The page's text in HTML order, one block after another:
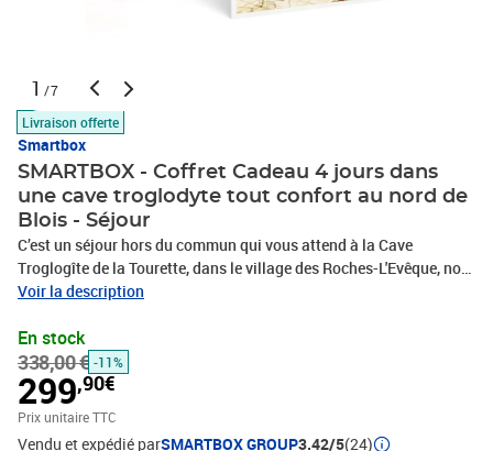
1 /7
Livraison offerte
Smartbox
SMARTBOX - Coffret Cadeau 4 jours dans
une cave troglodyte tout confort au nord de
Blois - Séjour
C’est un séjour hors du commun qui vous attend à la Cave
Troglogîte de la Tourette, dans le village des Roches-L'Evêque, non
loin de Blois. Pénétrez dans cet endroit envoûtant, véritable cocon
petits-déjeuners Panier gourmand, pour 2 personnes. Votre
hébergement tout confort est composé d'une spacieuse chambre
double, d’une salle d'eau, d’un grand salon et d’une cuisine, pour
profiter pleinement de cet espace troglodyte authentique, joliment
décoré. Enfin, ne manquez pas le panorama époustouflant sur la
Voir la description
En stock
338,00 € -11%
299,90€
Prix unitaire TTC
Vendu et expédié parSMARTBOX GROUP3.42/5(24)